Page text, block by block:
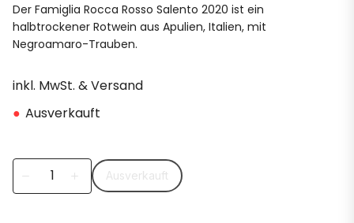
Der Famiglia Rocca Rosso Salento 2020 ist ein
halbtrockener Rotwein aus Apulien, Italien, mit
Negroamaro-Trauben.
inkl. MwSt. & Versand
● Ausverkauft
remove add Ausverkauft